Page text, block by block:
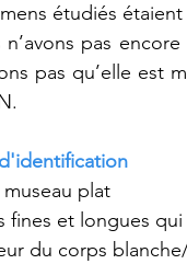
étudiés
n’avons pas
pas qu’elle est
plat
fines et longues
du corps